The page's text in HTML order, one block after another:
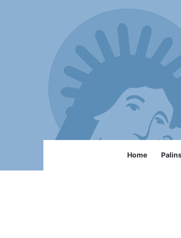
Home